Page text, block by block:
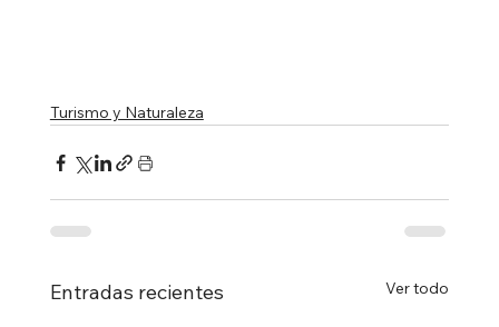
Turismo y Naturaleza
Entradas recientes Ver todo